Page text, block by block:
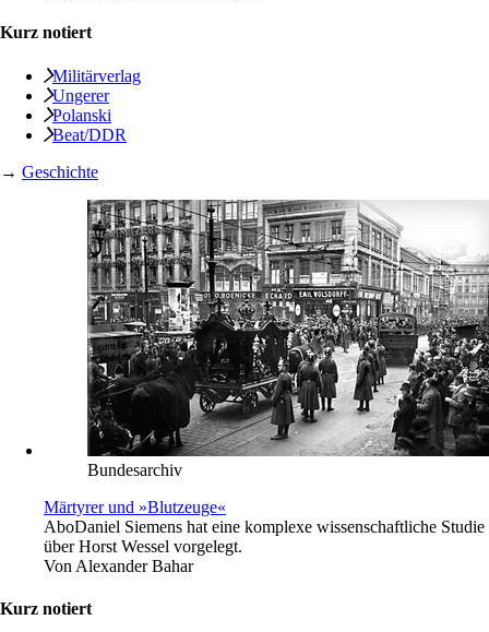
Kurz notiert
Militärverlag
Ungerer
Polanski
Beat/DDR
→ Geschichte
Bundesarchiv
Märtyrer und »Blutzeuge«
AboDaniel Siemens hat eine komplexe wissenschaftliche Studie
über Horst Wessel vorgelegt.
Von Alexander Bahar
Kurz notiert